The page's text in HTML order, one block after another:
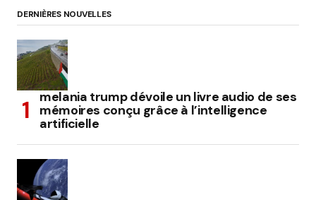
DERNIÈRES NOUVELLES
melania trump dévoile un livre audio de ses
mémoires conçu grâce à l’intelligence
artificielle